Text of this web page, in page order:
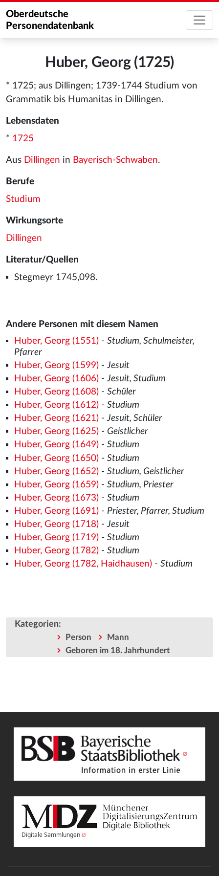
Oberdeutsche
Personendatenbank
Huber, Georg (1725)
* 1725; aus Dillingen; 1739-1744 Studium von
Grammatik bis Humanitas in Dillingen.
Lebensdaten
* 1725
Aus Dillingen in Bayerisch-Schwaben.
Berufe
Studium
Wirkungsorte
Dillingen
Literatur/Quellen
Stegmeyr 1745,098.
Andere Personen mit diesem Namen
Huber, Georg (1551)- Studium, Schulmeister,
Pfarrer
Huber, Georg (1599)-Jesuit
Huber, Georg (1606)-Jesuit, Studium
Huber, Georg (1608)- Schüler
Huber, Georg (1612)- Studium
Huber, Georg (1621)-Jesuit, Schüler
Huber, Georg (1625)- Geistlicher
Huber, Georg (1649)- Studium
Huber, Georg (1650)- Studium
Huber, Georg (1652)- Studium, Geistlicher
Huber, Georg (1659)- Studium, Priester
Huber, Georg (1673)- Studium
Huber, Georg (1691)- Priester, Pfarrer, Studium
Huber, Georg (1718)-Jesuit
Huber, Georg (1719)- Studium
Huber, Georg (1782)- Studium
Huber, Georg (1782, Haidhausen)- Studium
Kategorien:
Person
Mann
Geboren im 18. Jahrhundert
Digitale Sammlungen